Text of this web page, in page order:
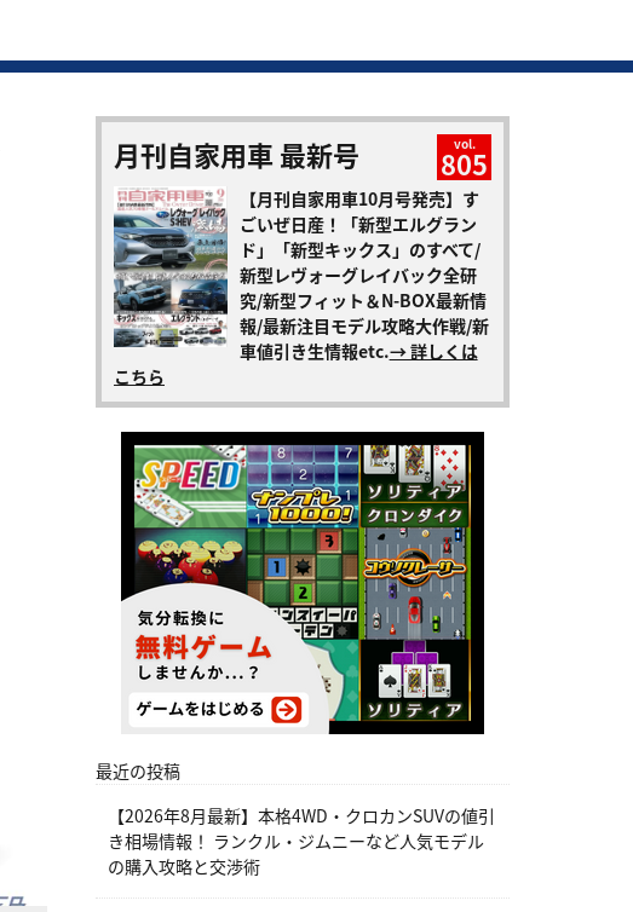
月刊自家用車 最新号 vol.
805
【月刊自家用車10月号発売】す
ごいぜ日産！「新型エルグラン
ド」「新型キックス」のすべて/
新型レヴォーグレイバック全研
究/新型フィット＆N-BOX最新情
報/最新注目モデル攻略大作戦/新
車値引き生情報etc.→ 詳しくは
こちら
最近の投稿
【2026年8月最新】本格4WD・クロカンSUVの値引
き相場情報！ ランクル・ジムニーなど人気モデル
の購入攻略と交渉術